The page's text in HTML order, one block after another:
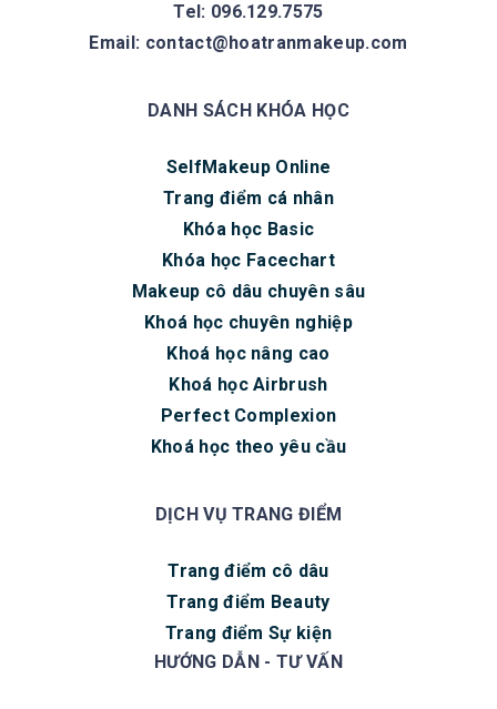
Tel: 096.129.7575
Email: contact@hoatranmakeup.com
DANH SÁCH KHÓA HỌC
SelfMakeup Online
Trang điểm cá nhân
Khóa học Basic
Khóa học Facechart
Makeup cô dâu chuyên sâu
Khoá học chuyên nghiệp
Khoá học nâng cao
Khoá học Airbrush
Perfect Complexion
Khoá học theo yêu cầu
DỊCH VỤ TRANG ĐIỂM
Trang điểm cô dâu
Trang điểm Beauty
Trang điểm Sự kiện
HƯỚNG DẪN - TƯ VẤN